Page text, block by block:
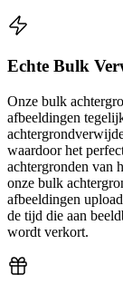
Echte Bulk
Onze bulk
afbeeldingen
waardoor het
achtergronden van
onze bulk
afbeeldingen
de tijd die aan
wordt verkort.